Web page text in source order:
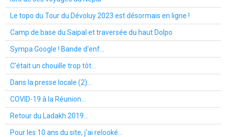
Le topo du Tour du Dévoluy 2023 est désormais en ligne !
Camp de base du Saipal et traversée du haut Dolpo
Sympa Google ! Bande d'enf...
C'était un chouille trop tôt...
Dans la presse locale (2)...
COVID-19 à la Réunion...
Retour du Ladakh 2019...
Pour les 10 ans du site, j'ai relooké...